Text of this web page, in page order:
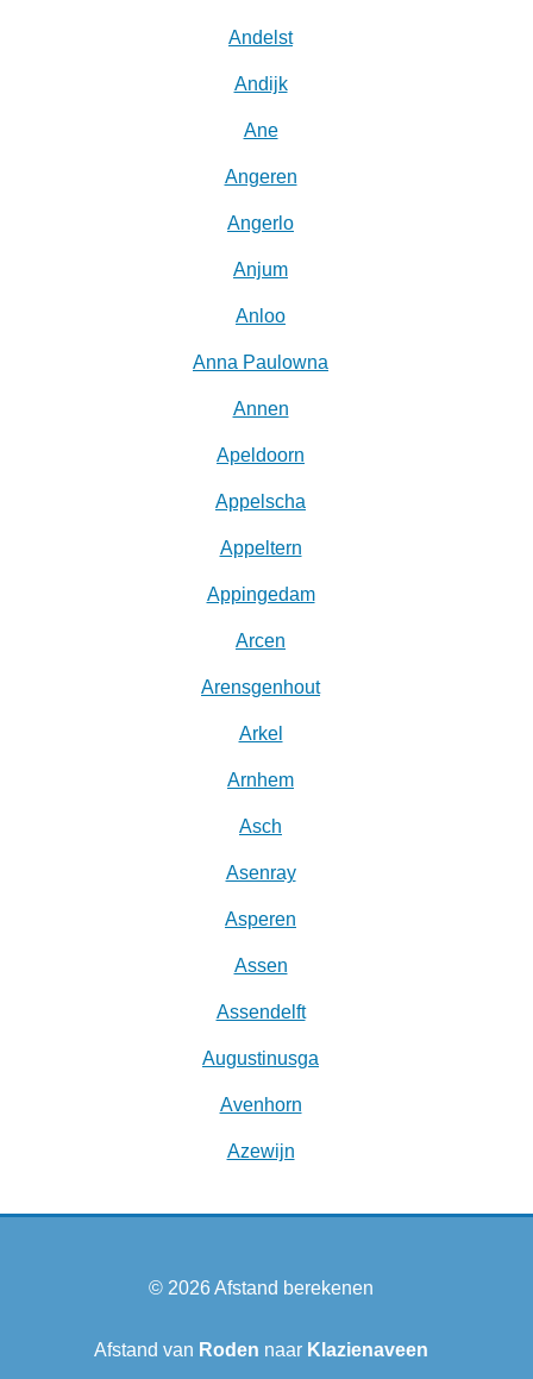
Andelst
Andijk
Ane
Angeren
Angerlo
Anjum
Anloo
Anna Paulowna
Annen
Apeldoorn
Appelscha
Appeltern
Appingedam
Arcen
Arensgenhout
Arkel
Arnhem
Asch
Asenray
Asperen
Assen
Assendelft
Augustinusga
Avenhorn
Azewijn
© 2026Afstand berekenen
Afstand van Roden naar Klazienaveen